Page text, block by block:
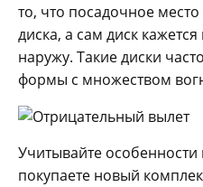
то, что посадочное
диска, а сам диск
наружу. Такие диски
формы с множеством
Учитывайте особенности
покупаете новый